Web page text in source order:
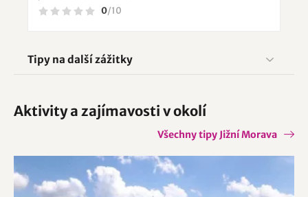
0/10
Tipy na další zážitky
Aktivity a zajímavosti v okolí
Všechny tipy Jižní Morava